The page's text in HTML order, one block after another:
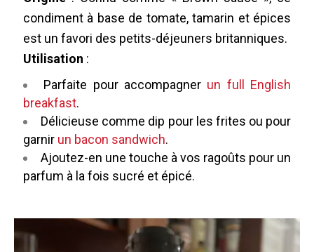
condiment à base de tomate, tamarin et épices
est un favori des petits-déjeuners britanniques.
Utilisation :
Parfaite pour accompagner un full English
breakfast.
Délicieuse comme dip pour les frites ou pour
garnir un bacon sandwich.
Ajoutez-en une touche à vos ragoûts pour un
parfum à la fois sucré et épicé.